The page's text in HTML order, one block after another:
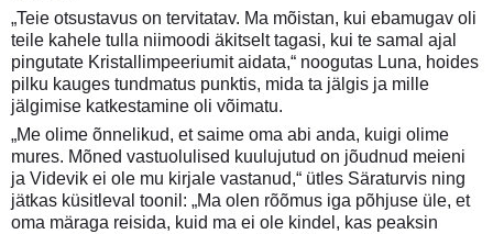
„Teie otsustavus on tervitatav. Ma mõistan, kui ebamugav oli
teile kahele tulla niimoodi äkitselt tagasi, kui te samal ajal
pingutate Kristallimpeeriumit aidata,“ noogutas Luna, hoides
pilku kauges tundmatus punktis, mida ta jälgis ja mille
jälgimise katkestamine oli võimatu.
„Me olime õnnelikud, et saime oma abi anda, kuigi olime
mures. Mõned vastuolulised kuulujutud on jõudnud meieni
ja Videvik ei ole mu kirjale vastanud,“ ütles Säraturvis ning
jätkas küsitleval toonil: „Ma olen rõõmus iga põhjuse üle, et
oma märaga reisida, kuid ma ei ole kindel, kas peaksin